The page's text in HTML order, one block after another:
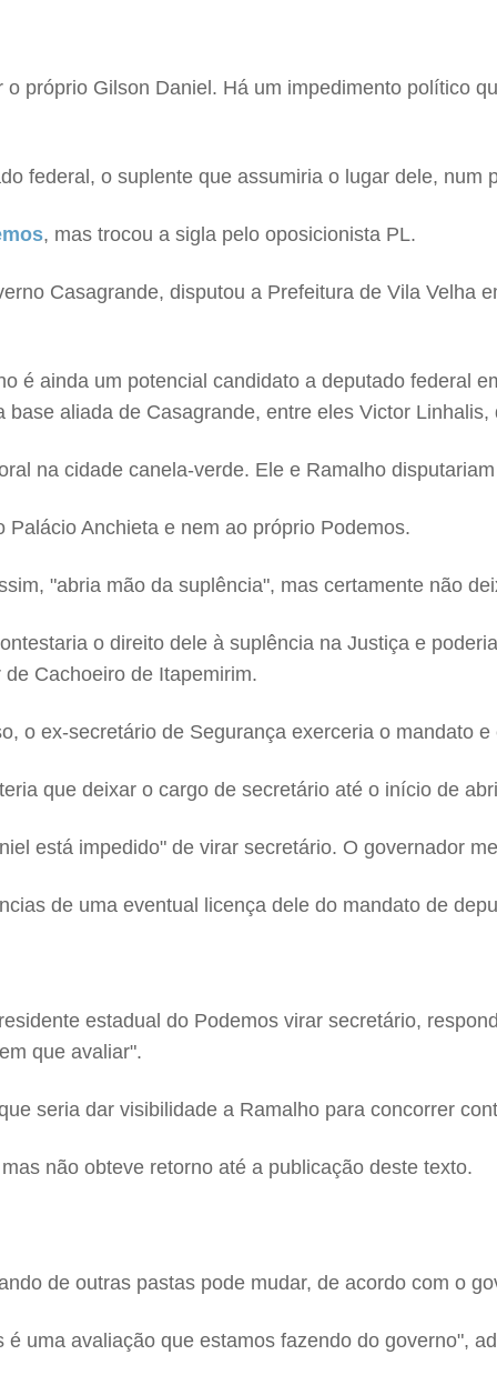
próprio Gilson Daniel. Há um impedimento político
federal, o suplente que assumiria o lugar dele, num
, mas trocou a sigla pelo oposicionista PL.
Casagrande, disputou a Prefeitura de Vila Velha
é ainda um potencial candidato a deputado federal
aliada de Casagrande, entre eles Victor Linhalis,
na cidade canela-verde. Ele e Ramalho
Anchieta e nem ao próprio Podemos.
"abria mão da suplência", mas certamente não
o direito dele à suplência na Justiça e
Cachoeiro de Itapemirim.
o ex-secretário de Segurança exerceria o mandato
que deixar o cargo de secretário até o início de
está impedido" de virar secretário. O governador
de uma eventual licença dele do mandato de
estadual do Podemos virar secretário,
que avaliar".
seria dar visibilidade a Ramalho para concorrer
não obteve retorno até a publicação deste texto.
de outras pastas pode mudar, de acordo com o
uma avaliação que estamos fazendo do governo",